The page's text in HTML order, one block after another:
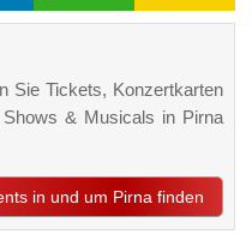
Sie Tickets, Konzertkarten
& Musicals in Pirna
in und um Pirna finden